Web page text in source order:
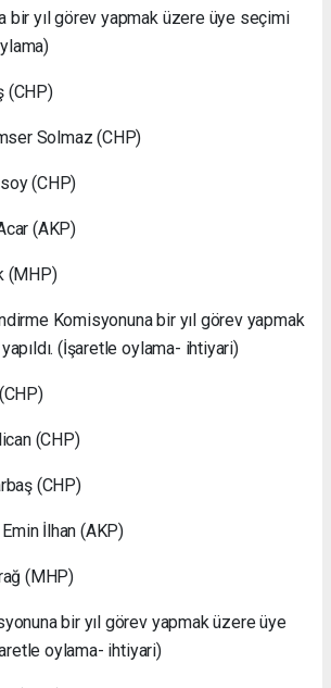
bir yıl görev yapmak üzere üye seçimi
(CHP)
Solmaz (CHP)
(CHP)
(AKP)
(MHP)
Komisyonuna bir yıl görev yapmak
(İşaretle oylama- ihtiyari)
(CHP)
(CHP)
İlhan (AKP)
(MHP)
bir yıl görev yapmak üzere üye
oylama- ihtiyari)